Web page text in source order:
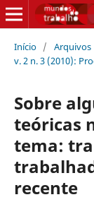
Início / Arquivos
v. 2 n. 3 (2010):
Sobre
teóricas
tema:
recente